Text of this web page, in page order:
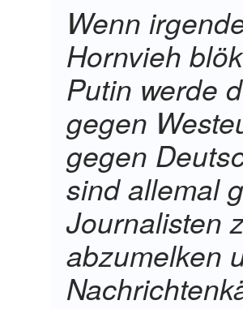
Wenn
Hornvieh
Putin werde
gegen
gegen
sind allemal
Journalisten
abzumelken